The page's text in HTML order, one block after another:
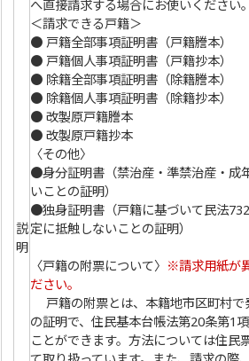
説
明
へ直接請求する場合にお使いください。
＜請求できる戸籍＞
● 戸籍全部事項証明書（戸籍謄本）
● 戸籍個人事項証明書（戸籍抄本）
● 除籍全部事項証明書（除籍謄本）
● 除籍個人事項証明書（除籍抄本）
● 改製原戸籍謄本
● 改製原戸籍抄本
〈その他〉
●身分証明書（禁治産・準禁治産・成
いことの証明）
●独身証明書（戸籍に基づいて民法
定に抵触しないことの証明）
〈戸籍の附票について〉 ※請求用紙が
ださい。
戸籍の附票とは、本籍地市区町村で
の証明で、住民基本台帳法第20条第1
ことができます。方法については住民